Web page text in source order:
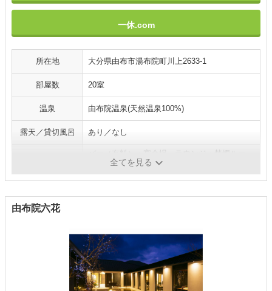
一休.com
所在地 大分県由布市湯布院町川上2633-1
部屋数 20室
温泉 由布院温泉(天然温泉100%)
露天／貸切風呂 あり／なし
ム・駐車場／マッサージ（有料）
全てを見る
由布院六花